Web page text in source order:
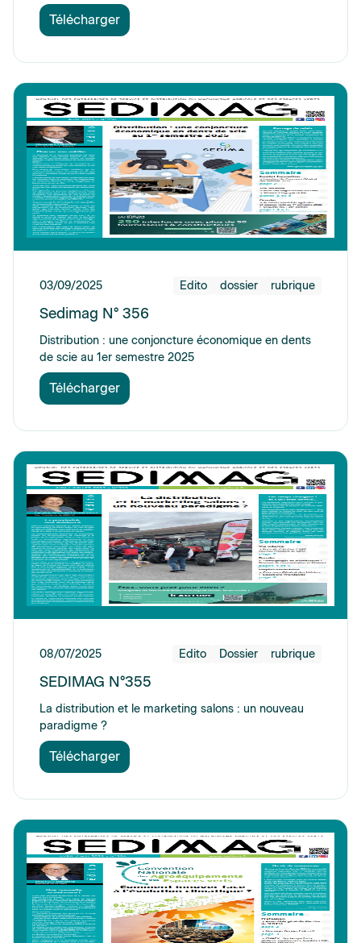
Télécharger
03/09/2025 Edito dossier rubrique
Sedimag N° 356
Distribution : une conjoncture économique en dents
de scie au 1er semestre 2025
Télécharger
08/07/2025 Edito Dossier rubrique
SEDIMAG N°355
La distribution et le marketing salons : un nouveau
paradigme ?
Télécharger